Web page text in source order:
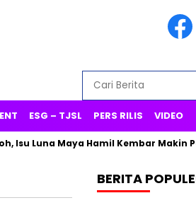
ESG – TJSL PERS RILIS VIDEO
Luna Maya Hamil Kembar Makin
BERITA